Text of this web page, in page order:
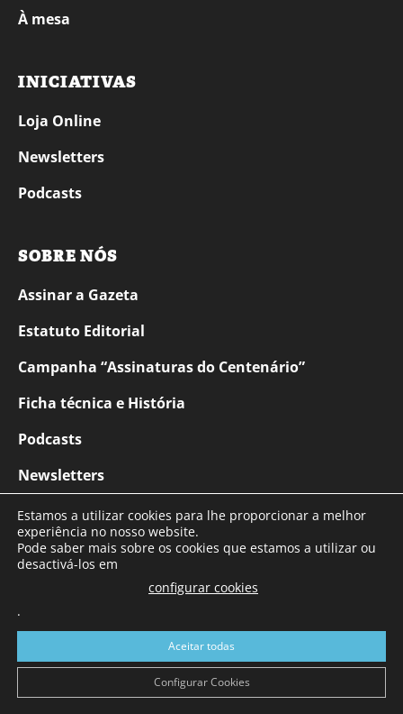
À mesa
INICIATIVAS
Loja Online
Newsletters
Podcasts
SOBRE NÓS
Assinar a Gazeta
Estatuto Editorial
Campanha “Assinaturas do Centenário”
Ficha técnica e História
Podcasts
Newsletters
Contactos
Estamos a utilizar cookies para lhe proporcionar a melhor
experiência no nosso website.
Pode saber mais sobre os cookies que estamos a utilizar ou
desactivá-los em
configurar cookies
.
Aceitar todas
Configurar Cookies